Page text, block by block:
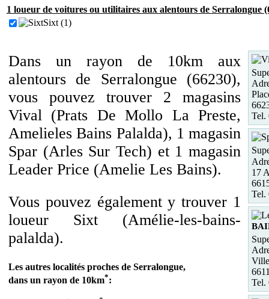
1 loueur de voitures ou utilitaires aux alentours de Serralongue
Sixt (1)
Dans un rayon de 10km aux
alentours de Serralongue (66230),
vous pouvez trouver 2 magasins
Vival (Prats De Mollo La Preste,
Amelieles Bains Palalda), 1 magasin
Spar (Arles Sur Tech) et 1 magasin
Leader Price (Amelie Les Bains).
Vous pouvez également y trouver 1
loueur Sixt (Amélie-les-bains-
palalda).
Les autres localités proches de Serralongue,
dans un rayon de 10km*:
Tel.
17
Tel.
Tel.